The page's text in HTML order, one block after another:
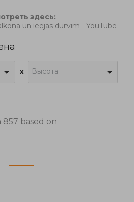
здесь:
un ieejas durvīm - YouTube
x Высота
857 based on